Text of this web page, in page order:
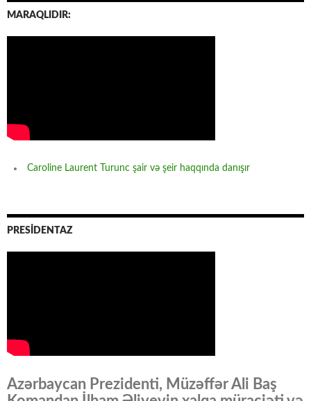
MARAQLIDIR:
Caroline Laurent Turunc şair və şeir haqqında danışır
PRESİDENTAZ
Azərbaycan Prezidenti, Müzəffər Ali Baş